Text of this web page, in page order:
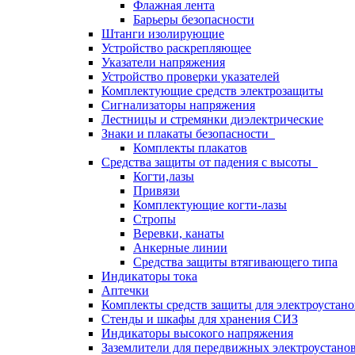
Флажная лента
Барьеры безопасности
Штанги изолирующие
Устройство раскрепляющее
Указатели напряжения
Устройство проверки указателей
Комплектующие средств электрозащиты
Сигнализаторы напряжения
Лестницы и стремянки диэлектрические
Знаки и плакаты безопасности
Комплекты плакатов
Средства защиты от падения с высоты
Когти,лазы
Привязи
Комплектующие когти-лазы
Стропы
Веревки, канаты
Анкерные линии
Средства защиты втягивающего типа
Индикаторы тока
Аптечки
Комплекты средств защиты для
Стенды и шкафы для хранения СИЗ
Индикаторы высокого напряжения
Заземлители для передвижных